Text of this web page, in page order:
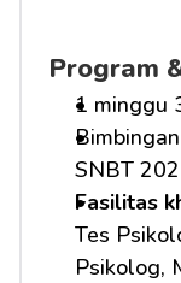
Program
1 minggu
SNBT
Fasilitas
Tes
Psikolog,